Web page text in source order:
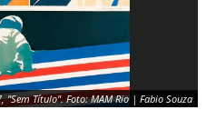
"Sem Título". Foto: MAM Rio | Fabio Souza